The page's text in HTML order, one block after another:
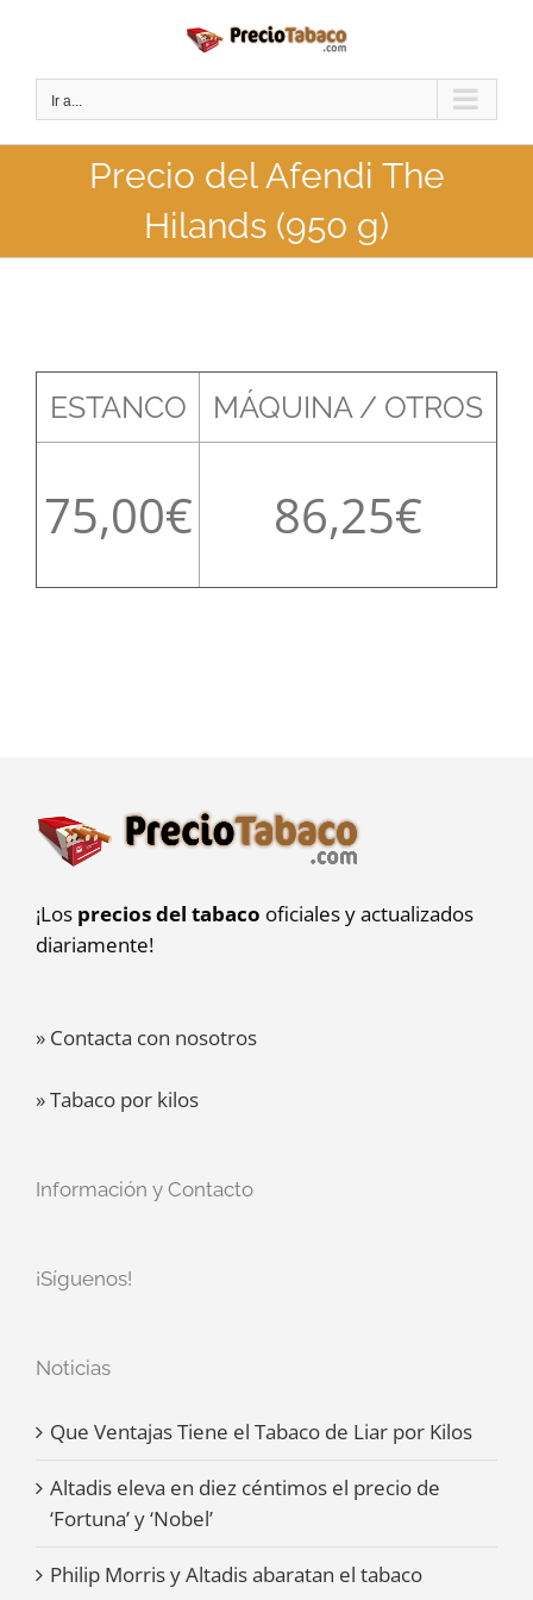
contenido
Ir a...
Precio del Afendi The
Hilands (950 g)
ESTANCO MÁQUINA / OTROS
75,00 86,25
¡Los precios del tabaco oficiales y actualizados
diariamente!
» Contacta con nosotros
» Tabaco por kilos
Información y Contacto
¡Síguenos!
Noticias
Que Ventajas Tiene el Tabaco de Liar por Kilos
Altadis eleva en diez céntimos el precio de
‘Fortuna’ y ‘Nobel’
Philip Morris y Altadis abaratan el tabaco